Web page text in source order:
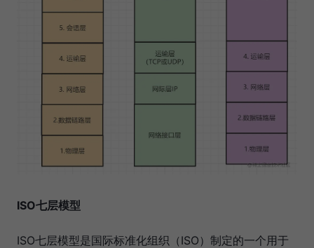
ISO七层模型
ISO七层模型是国际标准化组织（ISO）制定的一个用于